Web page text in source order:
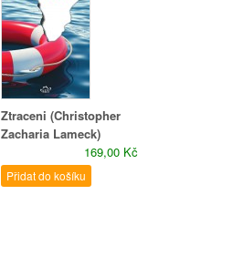
Ztraceni (Christopher
Zacharia Lameck)
169,00 Kč
Přidat do košíku